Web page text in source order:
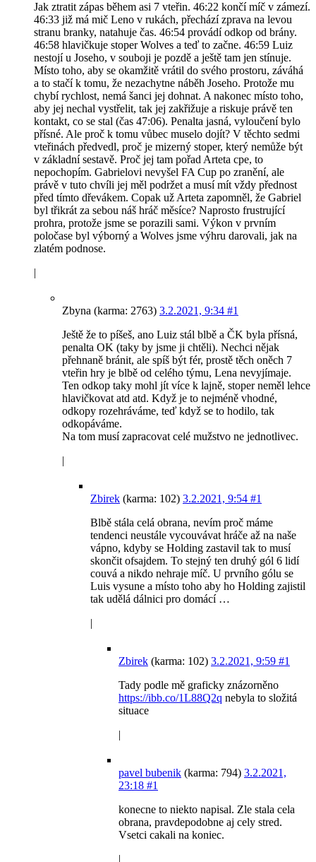
Jak ztratit zápas během asi 7 vteřin. 46:22 končí míč v zámezí.
46:33 již má mič Leno v rukách, přechází zprava na levou
stranu branky, natahuje čas. 46:54 provádí odkop od brány.
46:58 hlavičkuje stoper Wolves a teď to začne. 46:59 Luiz
nestojí u Joseho, v souboji je pozdě a ještě tam jen stínuje.
Místo toho, aby se okamžitě vrátil do svého prostoru, záváhá
a to stačí k tomu, že nezachytne náběh Joseho. Protože mu
chybí rychlost, nemá šanci jej dohnat. A nakonec místo toho,
aby jej nechal vystřelit, tak jej zakřižuje a riskuje právě ten
kontakt, co se stal (čas 47:06). Penalta jasná, vyloučení bylo
přísné. Ale proč k tomu vůbec muselo dojít? V těchto sedmi
vteřinách předvedl, proč je mizerný stoper, který nemůže být
v základní sestavě. Proč jej tam pořad Arteta cpe, to
nepochopím. Gabrielovi nevyšel FA Cup po zranění, ale
právě v tuto chvíli jej měl podržet a musí mít vždy přednost
před tímto dřevákem. Copak už Arteta zapomněl, že Gabriel
byl třikrát za sebou náš hráč měsíce? Naprosto frustrující
prohra, protože jsme se porazili sami. Výkon v prvním
poločase byl výborný a Wolves jsme výhru darovali, jak na
zlatém podnose.
|
Zbyna (karma: 2763) 3.2.2021, 9:34 #1
Ještě že to píšeš, ano Luiz stál blbě a ČK byla přísná,
penalta OK (taky by jsme ji chtěli). Nechci nějak
přehnaně bránit, ale spíš být fér, prostě těch oněch 7
vteřin hry je blbě od celého týmu, Lena nevyjímaje.
Ten odkop taky mohl jít více k lajně, stoper neměl lehce
hlavičkovat atd atd. Když je to nejméně vhodné,
odkopy rozehráváme, teď když se to hodilo, tak
odkopáváme.
Na tom musí zapracovat celé mužstvo ne jednotlivec.
|
Zbirek (karma: 102) 3.2.2021, 9:54 #1
Blbě stála celá obrana, nevím proč máme
tendenci neustále vycouvávat hráče až na naše
vápno, kdyby se Holding zastavil tak to musí
skončit ofsajdem. To stejný ten druhý gól 6 lidí
couvá a nikdo nehraje míč. U prvního gólu se
Luis vysune a místo toho aby ho Holding zajistil
tak udělá dálnici pro domácí …
|
Zbirek (karma: 102) 3.2.2021, 9:59 #1
Tady podle mě graficky znázorněno
https://ibb.co/1L88Q2q nebyla to složitá
situace
|
pavel bubenik (karma: 794) 3.2.2021,
23:18 #1
konecne to niekto napisal. Zle stala cela
obrana, pravdepodobne aj cely stred.
Vsetci cakali na koniec.
|